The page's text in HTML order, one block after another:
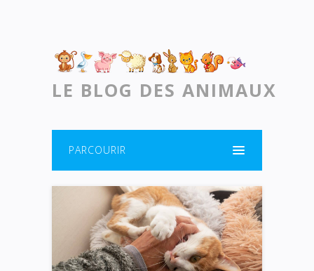
LE BLOG DES ANIMAUX
PARCOURIR